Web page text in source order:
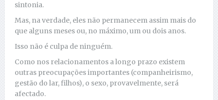
sintonia.
Mas, na verdade, eles não permanecem assim mais do
que alguns meses ou, no máximo, um ou dois anos.
Isso não é culpa de ninguém.
Como nos relacionamentos a longo prazo existem
outras preocupações importantes (companheirismo,
gestão do lar, filhos), o sexo, provavelmente, será
afectado.